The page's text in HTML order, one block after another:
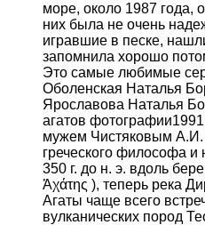
море, около 1987 года,
них была не очень
игравшие в песке,
запомнила хорошо
Это самые любимые
Оболенская Наталья
Ярославова Наталья
агатов
мужем Чистяковым А.И.
греческого философа и
350 г. до н. э. вдоль
Ἀχάτης ), теперь река
Агаты чаще всего
вулканических пород